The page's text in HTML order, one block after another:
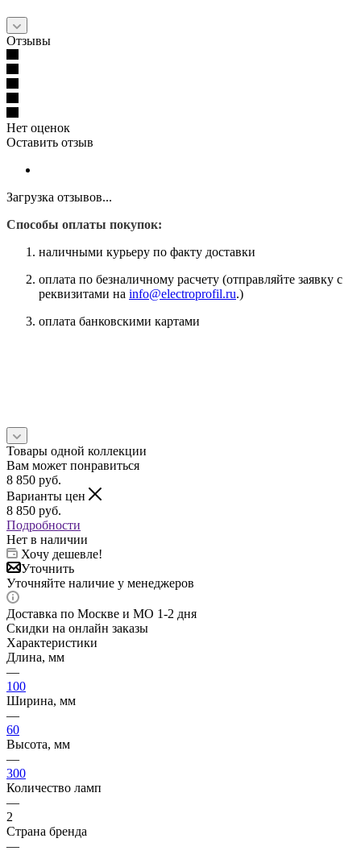
Отзывы
Нет оценок
Оставить отзыв
Загрузка отзывов...
Способы оплаты покупок:
наличными курьеру по факту доставки
оплата по безналичному расчету (отправляйте заявку с
реквизитами на info@electroprofil.ru.)
оплата банковскими картами
Товары одной коллекции
Вам может понравиться
8 850 руб.
Варианты цен
8 850 руб.
Подробности
Нет в наличии
Хочу дешевле!
Уточнить
Уточняйте наличие у менеджеров
Доставка по Москве и МО 1-2 дня
Скидки на онлайн заказы
Характеристики
Длина, мм
—
100
Ширина, мм
—
60
Высота, мм
—
300
Количество ламп
—
2
Страна бренда
—